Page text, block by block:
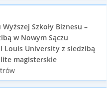
Szkoły Biznesu –
w Nowym Sączu
Louis University z siedzibą
magisterskie